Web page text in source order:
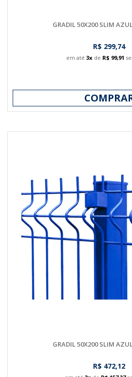
GRADIL 50X200 SLIM
R$ 299,74
em até 3x de R$ 99,91
GRADIL 50X200 SLIM
R$ 472,12